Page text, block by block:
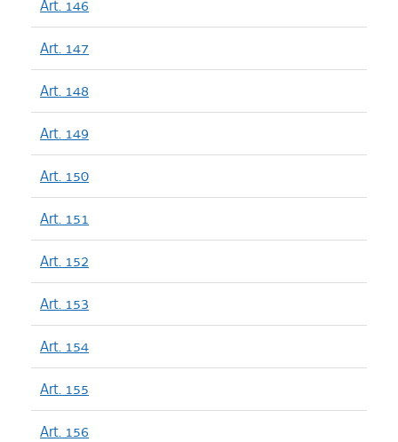
Art. 146
Art. 147
Art. 148
Art. 149
Art. 150
Art. 151
Art. 152
Art. 153
Art. 154
Art. 155
Art. 156